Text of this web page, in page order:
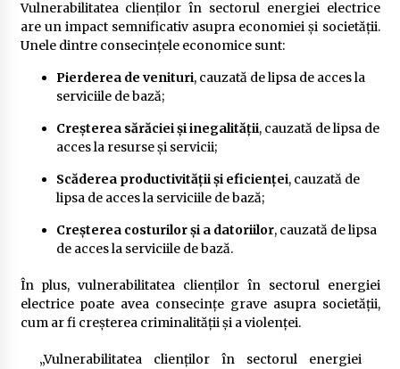
Vulnerabilitatea clienților în sectorul energiei electrice
are un impact semnificativ asupra economiei și societății.
Unele dintre consecințele economice sunt:
Pierderea de venituri, cauzată de lipsa de acces la
serviciile de bază;
Creșterea sărăciei și inegalității, cauzată de lipsa de
acces la resurse și servicii;
Scăderea productivității și eficienței, cauzată de
lipsa de acces la serviciile de bază;
Creșterea costurilor și a datoriilor, cauzată de lipsa
de acces la serviciile de bază.
În plus, vulnerabilitatea clienților în sectorul energiei
electrice poate avea consecințe grave asupra societății,
cum ar fi creșterea criminalității și a violenței.
„Vulnerabilitatea clienților în sectorul energiei